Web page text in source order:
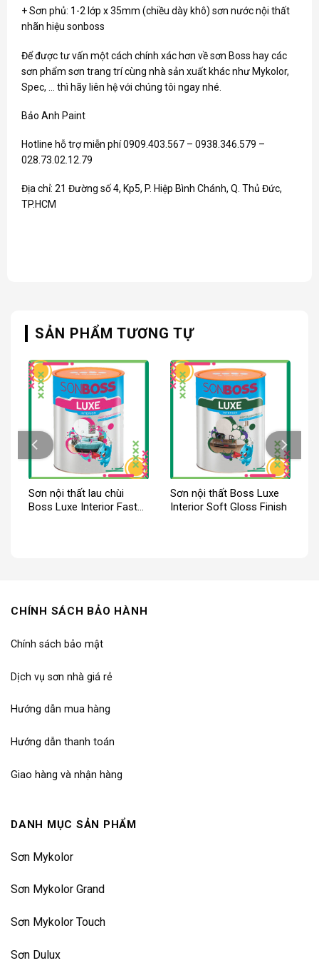
+ Sơn phủ: 1-2 lớp x 35mm (chiều dày khô) sơn nước nội thất
nhãn hiệu sonboss
Để được tư vấn một cách chính xác hơn vềsơn Boss hay các
sơn phẩm sơn trang trí cùng nhà sản xuất khác nhưMykolor,
Spec, … thì hãy liên hệ với chúng tôi ngay nhé.
Bảo Anh Paint
Hotline hỗ trợ miễn phí 0909.403.567 – 0938.346.579 –
028.73.02.12.79
Địa chỉ: 21 Đường số 4, Kp5, P. Hiệp Bình Chánh, Q. Thủ Đức,
TP.HCM
SẢN PHẨM TƯƠNG TỰ
Sơn nội thất lau chùi
Boss Luxe Interior Fast
Sơn nội thất Boss Luxe
Interior Soft Gloss Finish
CHÍNH SÁCH BẢO HÀNH
Chính sách bảo mật
Dịch vụ sơn nhà giá rẻ
Hướng dẫn mua hàng
Hướng dẫn thanh toán
Giao hàng và nhận hàng
DANH MỤC SẢN PHẨM
Sơn Mykolor
Sơn Mykolor Grand
Sơn Mykolor Touch
Sơn Dulux